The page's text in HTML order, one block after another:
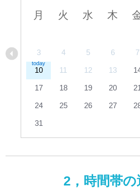
月 火 水 木
3 4 5 6 7
10 11 12 13
17 18 19 20 21
24 25 26 27
31
2，時間帯の